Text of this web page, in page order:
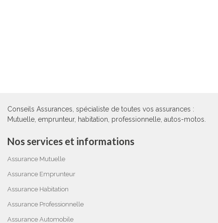
Conseils Assurances, spécialiste de toutes vos assurances :
Mutuelle, emprunteur, habitation, professionnelle, autos-motos.
Nos services et informations
Assurance Mutuelle
Assurance Emprunteur
Assurance Habitation
Assurance Professionnelle
Assurance Automobile